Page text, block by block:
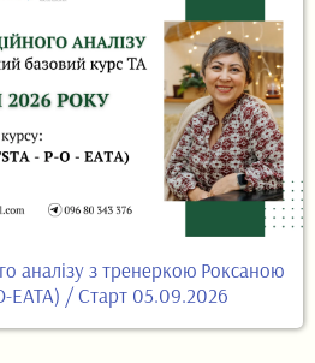
аналізу з тренеркою Роксаною
EATA) / Старт 05.09.2026